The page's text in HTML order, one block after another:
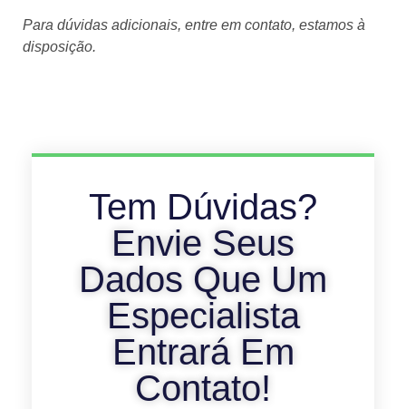
Para dúvidas adicionais, entre em contato, estamos à
disposição.
Tem Dúvidas?
Envie Seus
Dados Que Um
Especialista
Entrará Em
Contato!